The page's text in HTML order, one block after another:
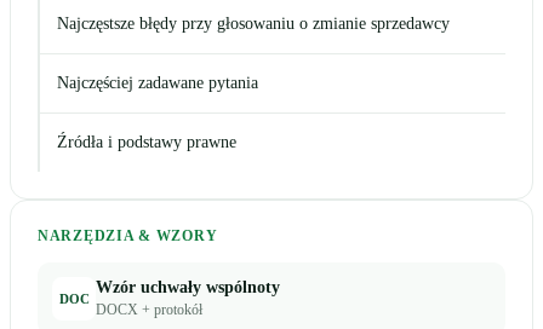
Najczęstsze błędy przy głosowaniu o zmianie sprzedawcy
Najczęściej zadawane pytania
Źródła i podstawy prawne
NARZĘDZIA & WZORY
DOC
Wzór uchwały wspólnoty
DOCX + protokół